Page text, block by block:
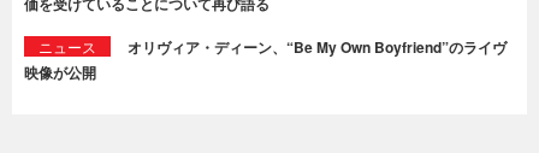
ニュース
オリヴィア・ディーン、“Be My Own Boyfriend”のライヴ
映像が公開